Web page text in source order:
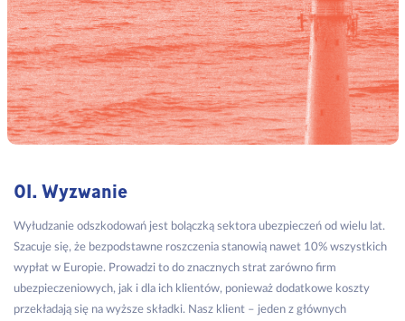
01. Wyzwanie
Wyłudzanie odszkodowań jest bolączką sektora ubezpieczeń od wielu lat.
Szacuje się, że bezpodstawne roszczenia stanowią nawet 10% wszystkich
wypłat w Europie. Prowadzi to do znacznych strat zarówno firm
ubezpieczeniowych, jak i dla ich klientów, ponieważ dodatkowe koszty
przekładają się na wyższe składki. Nasz klient – jeden z głównych